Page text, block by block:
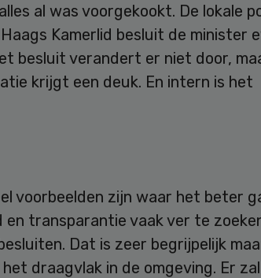
al was voorgekookt. De lokale
Haags Kamerlid besluit de minister
besluit verandert er niet door,
krijgt een deuk. En intern is het
voorbeelden zijn waar het beter
transparantie vaak ver te
Dat is zeer begrijpelijk
draagvlak in de omgeving. Er